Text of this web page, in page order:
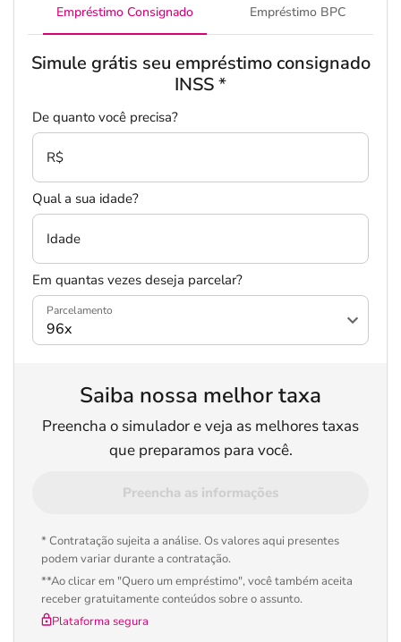
Empréstimo Consignado Empréstimo BPC
Simule grátis seu empréstimo consignado
INSS*
De quanto você precisa?
R$
Qual a sua idade?
Idade
Em quantas vezes deseja parcelar?
Parcelamento
Saiba nossa melhor taxa
Preencha o simulador e veja as melhores taxas
que preparamos para você.
Preencha as informações
* Contratação sujeita a análise. Os valores aqui presentes
podem variar durante a contratação.
**Ao clicar em "Quero um empréstimo", você também aceita
receber gratuitamente conteúdos sobre o assunto.
Plataforma segura